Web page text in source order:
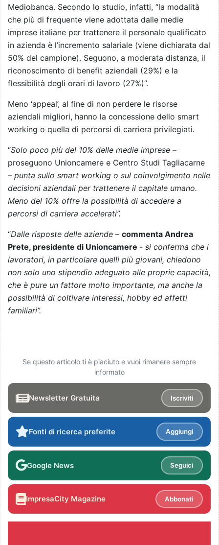
Mediobanca. Secondo lo studio, infatti, “la modalità
che più di frequente viene adottata dalle medie
imprese italiane per trattenere il personale qualificato
in azienda è l’incremento salariale (viene dichiarata dal
50% del campione). Seguono, a moderata distanza, il
riconoscimento di benefit aziendali (29%) e la
flessibilità degli orari di lavoro (27%)”.
Meno ‘appeal’, al fine di non perdere le risorse
aziendali migliori, hanno la concessione dello smart
working o quella di percorsi di carriera privilegiati.
“Solo poco più del 10% delle medie imprese –
proseguono Unioncamere e Centro Studi Tagliacarne
– punta sullo smart working o sul coinvolgimento nelle
decisioni aziendali per trattenere il capitale umano.
Meno del 10% offre la possibilità di accedere a
percorsi di carriera accelerati”.
“Dalle risposte delle aziende – commenta Andrea
Prete, presidente di Unioncamere - si conferma che i
lavoratori, in particolare quelli più giovani, chiedono
non solo uno stipendio adeguato alle proprie capacità,
che è pure un fattore molto importante, ma anche la
possibilità di coltivare interessi, hobby ed affetti
familiari”.
Se questo articolo ti è piaciuto e vuoi rimanere sempre
informato
Newsletter Gratuita Iscriviti
Fonti di ricerca preferite Aggiungi
Google News Seguici
ImpresaCity Magazine Abbonati